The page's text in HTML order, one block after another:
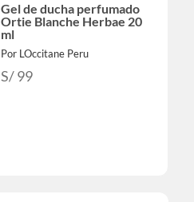
Gel de ducha perfumado
Ortie Blanche Herbae 20
ml
Por LOccitane Peru
S/ 99